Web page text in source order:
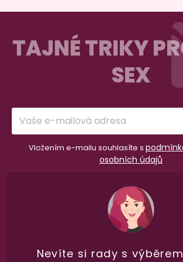
98% spokojenost
dle recenzí ověřených
TAJNÉ TRIKY
SEX
Vložením e-mailu souhlasíte s
osobních údajů
Nevíte si rady s